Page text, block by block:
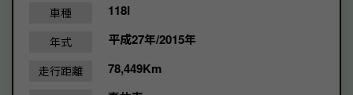
車種 118I
年式 平成27年/2015年
走行距離 78,449Km